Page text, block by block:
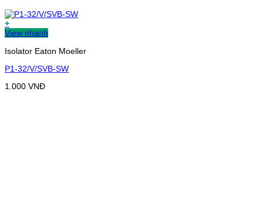
+
View nhanh
Isolator Eaton Moeller
P1-32/V/SVB-SW
1.000 VNĐ